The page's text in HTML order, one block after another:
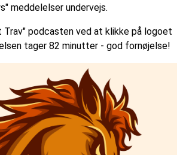
meddelelser undervejs.
Trav" podcasten ved at klikke på logoet
tager 82 minutter - god fornøjelse!